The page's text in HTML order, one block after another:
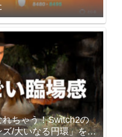
ちゃう！Switch2の
ズ/大いなる円環」を買